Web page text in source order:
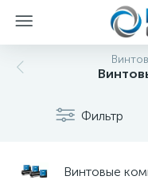
Фильтр
Винтовые